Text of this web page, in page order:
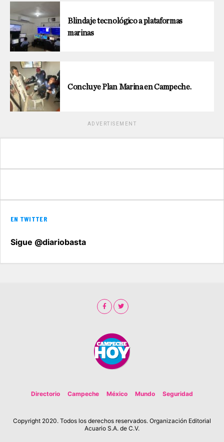
Blindaje tecnológico a plataformas
marinas
Concluye Plan Marina en Campeche.
ADVERTISEMENT
EN TWITTER
Sigue @diariobasta
Directorio Campeche México Mundo Seguridad
Copyright 2020. Todos los derechos reservados. Organización Editorial
Acuario S.A. de C.V.